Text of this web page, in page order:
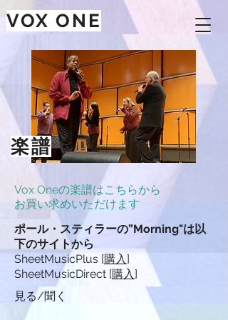
VOX ONE
楽譜
Vox Oneの楽譜はこちらから
お買い求めいただけます
ポール・スティラーの”Morning"は以
下のサイトから
SheetMusicPlus [購入]
SheetMusicDirect [購入]
見る/聞く